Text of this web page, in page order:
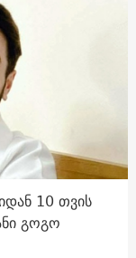
10 თვის
გოგო